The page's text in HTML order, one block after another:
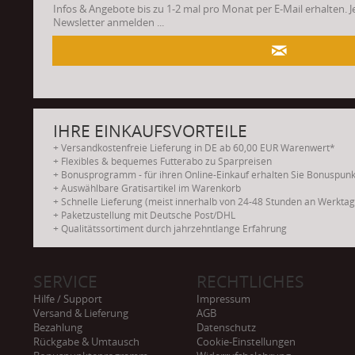
Infos & Angebote bis zu 1-2 mal pro Monat per E-Mail erhalten.
Newsletter anmelden ...
IHRE EINKAUFSVORTEILE
+ Versandkostenfreie Lieferung in DE ab 60,00 EUR Warenwert*
+ Flexibles & bequemes Futterabo zu Sparpreisen
+ Bonusprogramm - für ihren Online-Einkauf erhalten Sie
+ Auswählbare Gratisartikel im Warenkorb
+ Schnelle Lieferung (meist innerhalb von 24-48 Stunden an
+ Paketzustellung mit Deutsche Post/DHL
+ Qualitätssortiment durch jahrzehntlange Erfahrung
SERVICE
Hilfe / Support
Versand & Lieferung
Bezahlung
Rückgabe & Umtausch
RECHTLICHES
Impressum
AGB
Datenschutz
Cookie-Einstellungen